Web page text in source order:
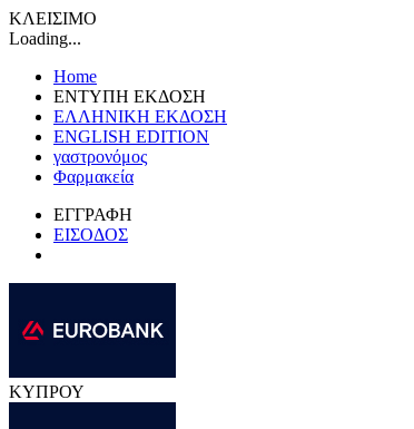
ΚΛΕΙΣΙΜΟ
Loading...
Home
ΕΝΤΥΠΗ ΕΚΔΟΣΗ
ΕΛΛΗΝΙΚΗ ΕΚΔΟΣΗ
ENGLISH EDITION
γαστρονόμος
Φαρμακεία
ΕΓΓΡΑΦΗ
ΕΙΣΟΔΟΣ
ΚΥΠΡΟΥ